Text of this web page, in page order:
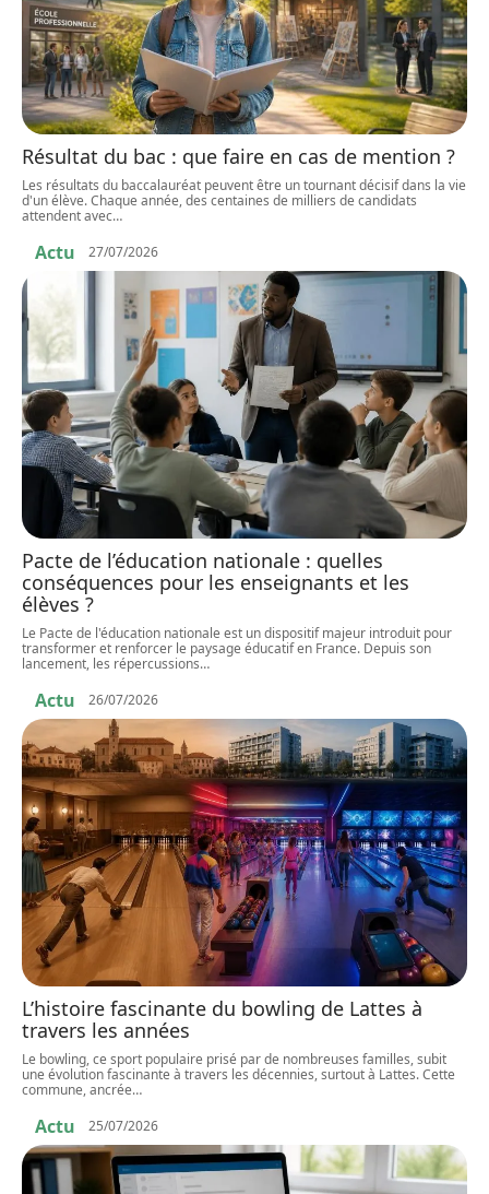
Résultat du bac : que faire en cas de mention ?
Les résultats du baccalauréat peuvent être un tournant décisif dans la vie
d'un élève. Chaque année, des centaines de milliers de candidats
attendent avec…
Actu 27/07/2026
Pacte de l’éducation nationale : quelles
conséquences pour les enseignants et les
élèves ?
Le Pacte de l'éducation nationale est un dispositif majeur introduit pour
transformer et renforcer le paysage éducatif en France. Depuis son
lancement, les répercussions…
Actu 26/07/2026
L’histoire fascinante du bowling de Lattes à
travers les années
Le bowling, ce sport populaire prisé par de nombreuses familles, subit
une évolution fascinante à travers les décennies, surtout à Lattes. Cette
commune, ancrée…
Actu 25/07/2026